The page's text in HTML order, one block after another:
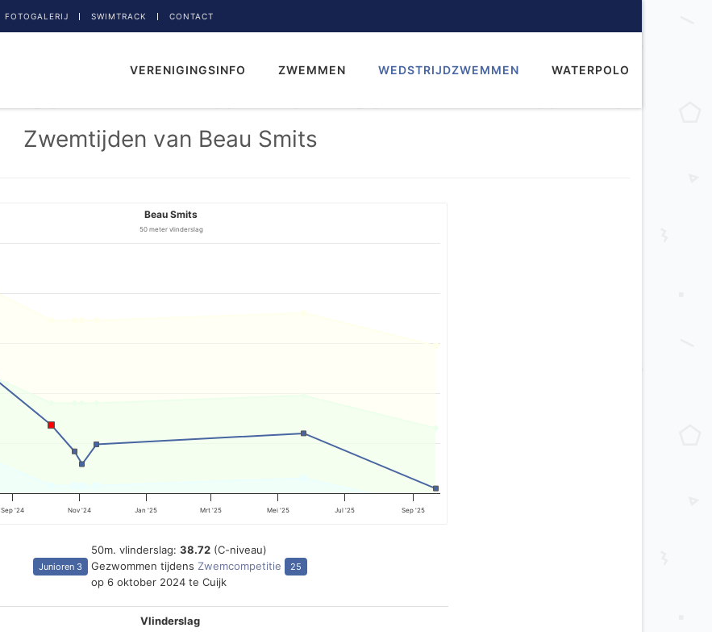
FOTOGALERIJ SWIMTRACK CONTACT
VERENIGINGSINFO ZWEMMEN WEDSTRIJDZWEMMEN WATERPOLO
Zwemtijden van Beau Smits
Beau Smits
50 meter vlinderslag
Sep '24 Nov '24 Jan '25 Mrt '25 Mei '25 Jul '25 Sep '25
Junioren 3
50m. vlinderslag: 38.72 (C-niveau)
Gezwommen tijdens Zwemcompetitie
op 6 oktober 2024 te Cuijk
25
Vlinderslag